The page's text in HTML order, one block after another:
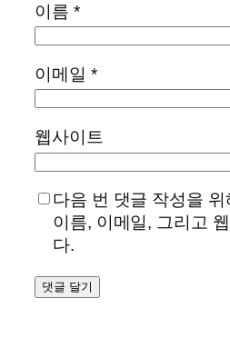
이름 *
이메일 *
웹사이트
다음 번 댓글 작성을 위
이름, 이메일, 그리고
다.